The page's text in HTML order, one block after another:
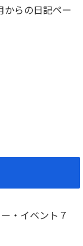
からの日記ペー
・イベント７